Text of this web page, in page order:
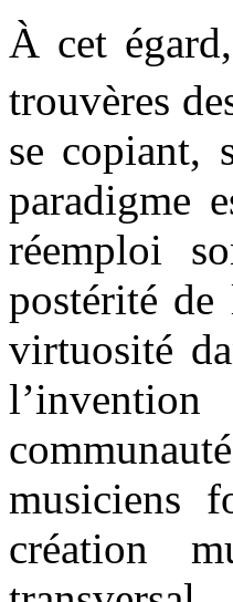
À cet
trouvères
se copiant,
paradigme
réemploi
postérité
virtuosité
musiciens
création